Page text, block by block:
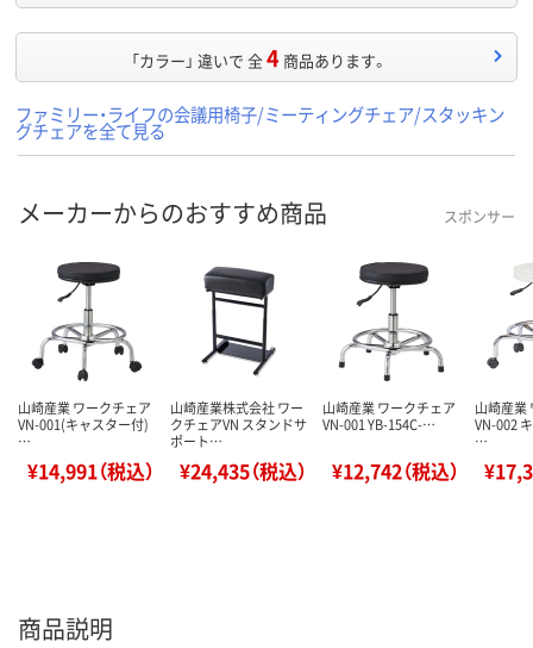
「カラー」 違いで 全4 商品あります。
ファミリー・ライフの会議用椅子/ミーティングチェア/スタッキン
グチェアを全て見る
メーカーからのおすすめ商品 スポンサー
山崎産業 ワークチェア
VN-001(キャスター付)
…
¥14,991（税込）
山崎産業株式会社 ワー
クチェアVN スタンドサ
ポート…
¥24,435（税込）
山崎産業 ワークチェア
VN-001 YB-154C-…
¥12,742（税込）
山崎産業
VN-002
…
商品説明